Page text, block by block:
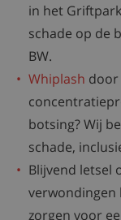
in het
schade op de
BW.
Whiplash door
botsing? Wij
schade,
Blijvend letsel
verwondingen
zorgen voor